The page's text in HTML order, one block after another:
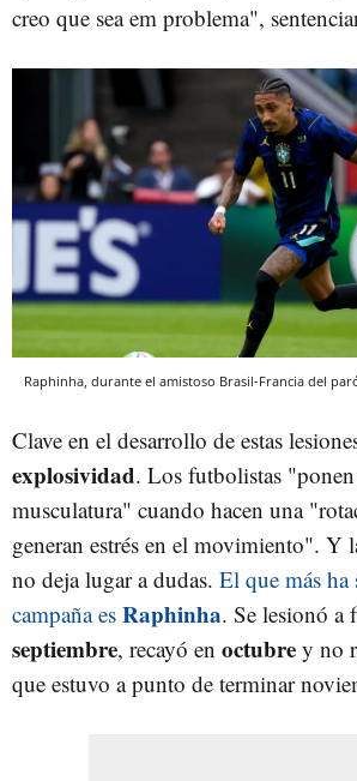
creo que sea em problema",
Raphinha, durante el amistoso Brasil-Francia del
Clave en el desarrollo de estas
explosividad. Los futbolistas
musculatura" cuando hacen una
generan estrés en el movimiento". Y
no deja lugar a dudas. El que más ha
campaña es Raphinha. Se lesionó a
septiembre, recayó en octubre y no
que estuvo a punto de terminar